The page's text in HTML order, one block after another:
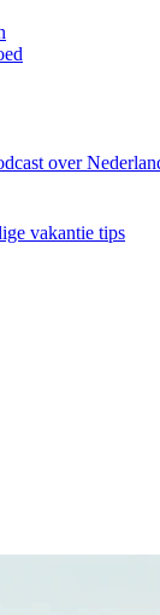
over
vakantie tips